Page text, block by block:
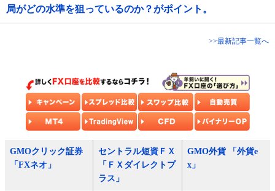
局がどの水準を狙っているのか？がポイント。
>>最新記事一覧へ
GMOクリック証券
「FXネオ」
セントラル短資ＦＸ
「ＦＸダイレクトプ
ラス」
GMO外貨 「外貨e
x」